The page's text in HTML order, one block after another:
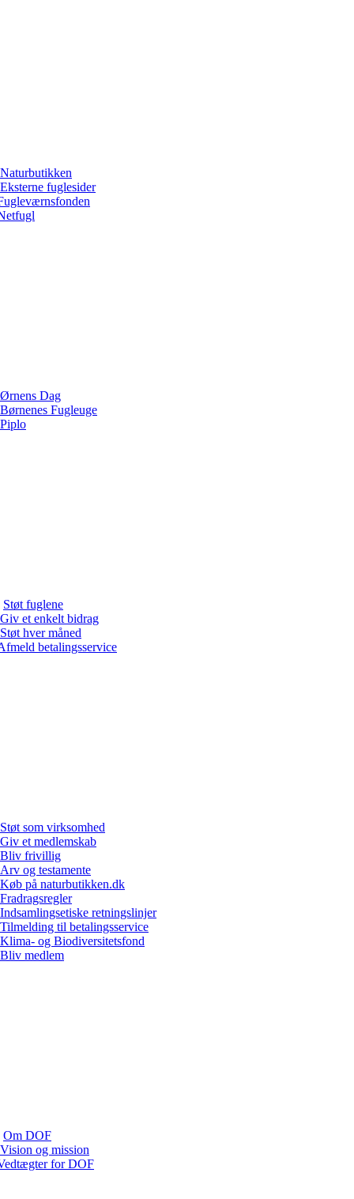
Naturbutikken
Eksterne fuglesider
Ørnens Dag
Børnenes Fugleuge
Piplo
Støt fuglene
Giv et enkelt bidrag
Støt hver måned
betalingsservice
Støt som virksomhed
Giv et medlemskab
Bliv frivillig
Arv og testamente
Køb på naturbutikken.dk
Fradragsregler
Indsamlingsetiske retningslinjer
Tilmelding til betalingsservice
Klima- og Biodiversitetsfond
Bliv medlem
Om DOF
Vision og mission
for DOF